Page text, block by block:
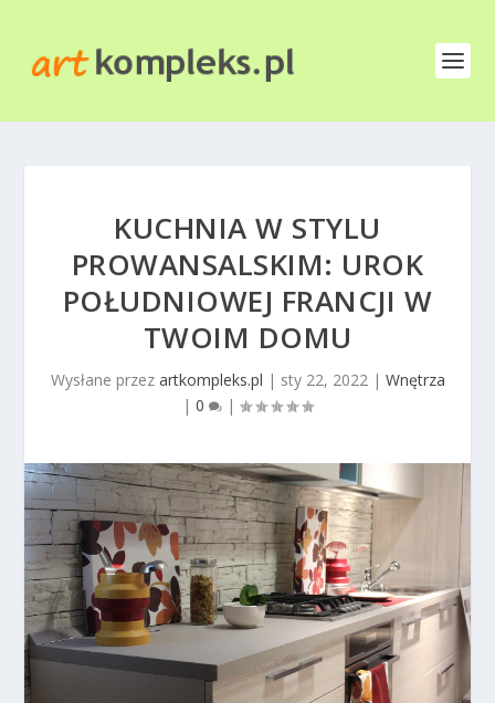
KUCHNIA W STYLU
PROWANSALSKIM: UROK
POŁUDNIOWEJ FRANCJI W
TWOIM DOMU
Wysłane przez artkompleks.pl | sty 22, 2022| Wnętrza
| 0 |